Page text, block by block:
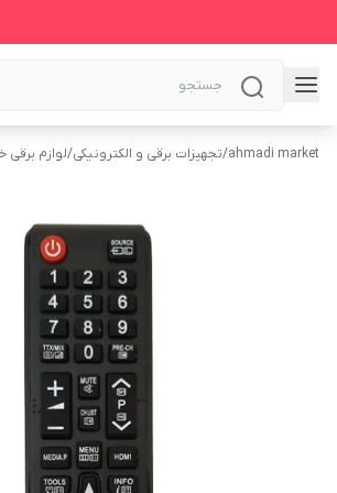
ahmadi market
/تجهیزات برقی و الکترونیکی/لوازم برقی